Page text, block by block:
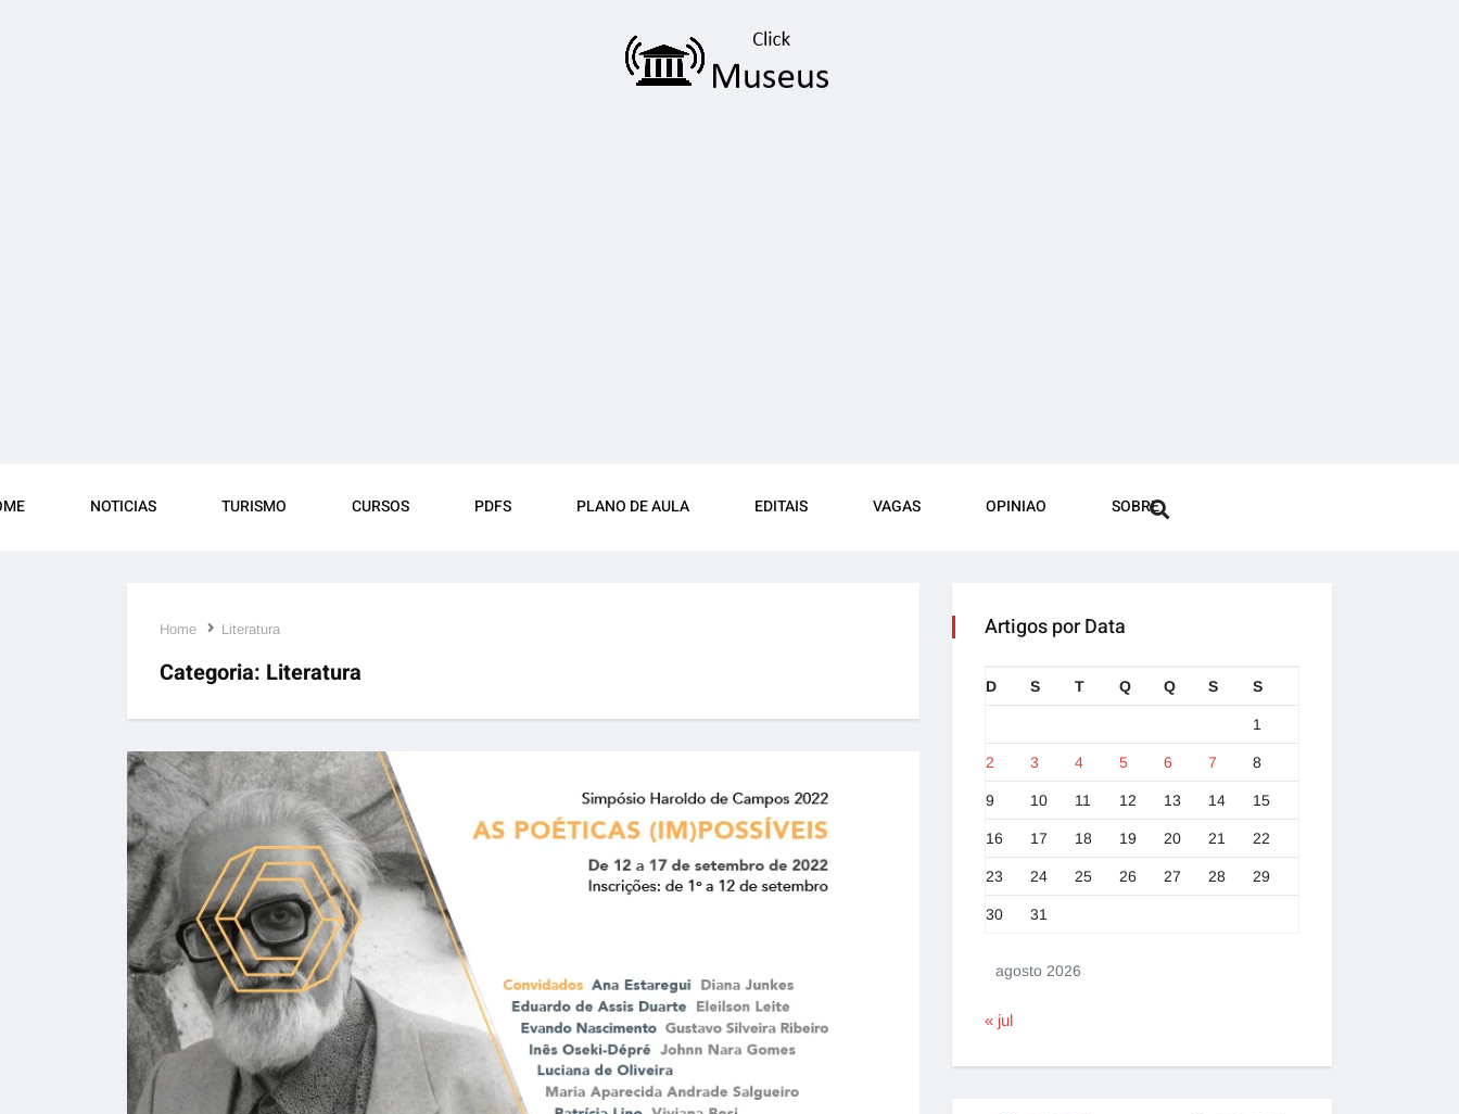
NOTICIAS TURISMO CURSOS PDFS PLANO DE AULA EDITAIS VAGAS OPINIAO SOBRE
Home Literatura
Categoria: Literatura
Artigos por Data
agosto 2026
D S T Q Q S S
1
2 3 4 5 6 7 8
9 10 11 12 13 14 15
16 17 18 19 20 21 22
23 24 25 26 27 28 29
30 31
« jul